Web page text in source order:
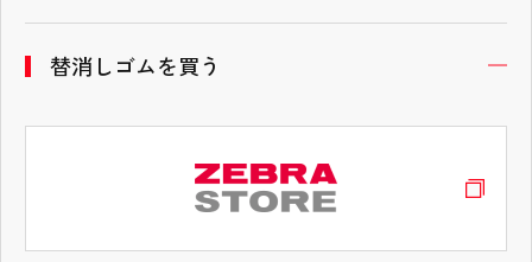
替消しゴムを買う